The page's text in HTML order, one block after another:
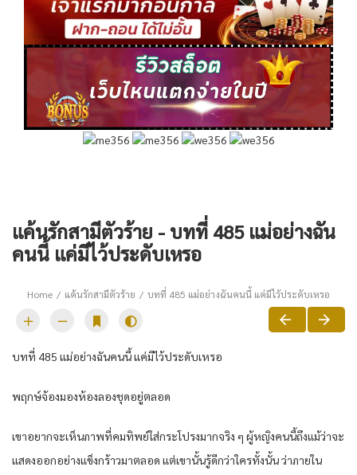
แค้นรักสามีตัวร้าย - บทที่ 485 แม่อย่างฉัน
คนนี้ แค่มีไว้ประดับเหรอ
Home แค้นรักสามีตัวร้าย บทที่ 485 แม่อย่างฉันคนนี้ แค่มีไว้ประดับเหรอ
บทที่ 485 แม่อย่างฉันคนนี้ แค่มีไว้ประดับเหรอ
พฤกษ์จ้องมองห้องลองชุดอยู่ตลอด
เขาอยากจะเห็นภาพที่คมทิพย์ใส่กระโปรงมากจริง ๆ ผู้หญิงคนนี้ถึงแม้ว่าจะ
แสดงออกอย่างแข็งกร้าวมาตลอด แต่เขานั้นรู้ดีกว่าใครทั้งนั้น ว่าภายใน